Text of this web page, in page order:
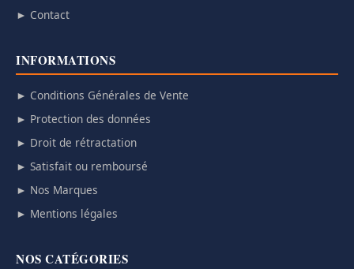
► Contact
INFORMATIONS
► Conditions Générales de Vente
► Protection des données
► Droit de rétractation
► Satisfait ou remboursé
► Nos Marques
► Mentions légales
NOS CATÉGORIES